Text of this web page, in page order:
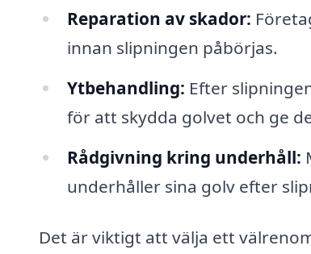
Reparation av skador:
innan slipningen påbörjas.
Ytbehandling: Efter
för att skydda golvet och ge
Rådgivning kring underhåll:
underhåller sina golv efter
Det är viktigt att välja ett